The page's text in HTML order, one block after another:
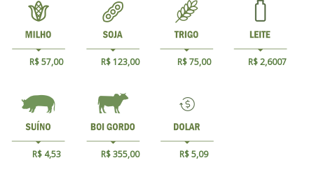
R$ 57,00 R$ 123,00 R$ 75,00 R$ 2,6007
R$ 4,53 R$ 355,00 R$ 5,09